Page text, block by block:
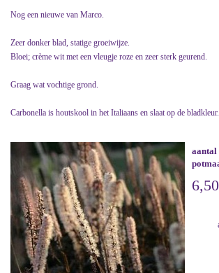
Nog een nieuwe van Marco.
Zeer donker blad, statige groeiwijze.
Bloei; crème wit met een vleugje roze en zeer sterk geurend.
Graag wat vochtige grond.
Carbonella is houtskool in het Italiaans en slaat op de bladkleur.
aantal